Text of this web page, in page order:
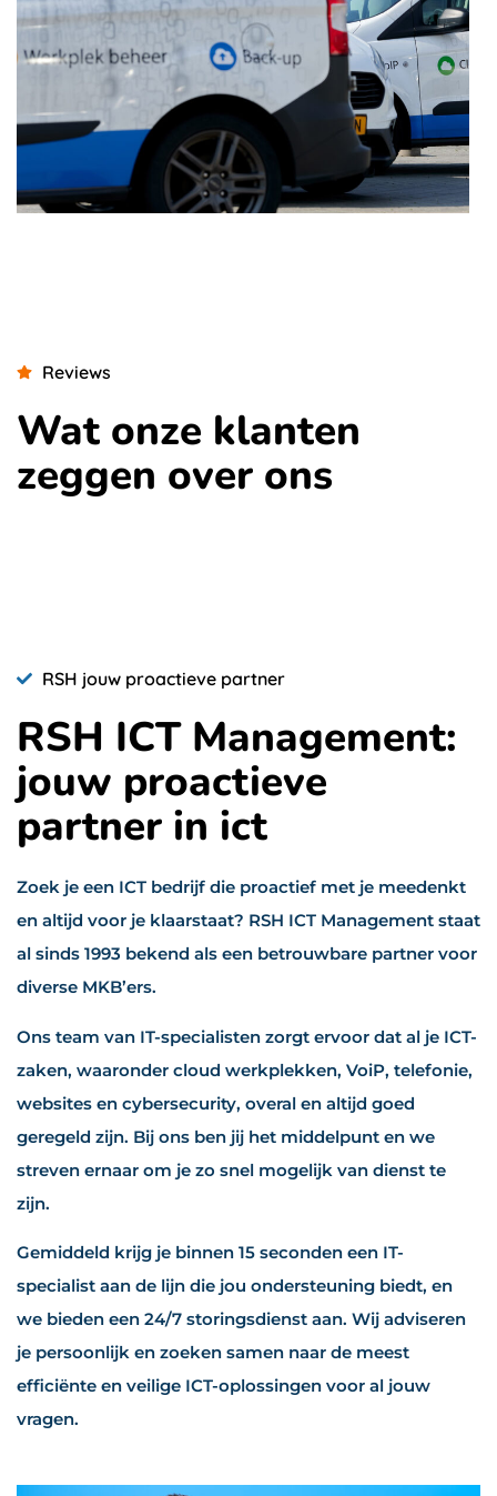
Reviews
Wat onze klanten
zeggen over ons
RSH jouw proactieve partner
RSH ICT Management:
jouw proactieve
partner in ict
Zoek je een ICT bedrijf die proactief met je meedenkt
en altijd voor je klaarstaat? RSH ICT Management staat
al sinds 1993 bekend als een betrouwbare partner voor
diverse MKB’ers.
Ons team van IT-specialisten zorgt ervoor dat al je ICT-
zaken, waaronder cloud werkplekken, VoiP, telefonie,
websites en cybersecurity, overal en altijd goed
geregeld zijn. Bij ons ben jij het middelpunt en we
streven ernaar om je zo snel mogelijk van dienst te
zijn.
Gemiddeld krijg je binnen 15 seconden een IT-
specialist aan de lijn die jou ondersteuning biedt, en
we bieden een 24/7 storingsdienst aan. Wij adviseren
je persoonlijk en zoeken samen naar de meest
efficiënte en veilige ICT-oplossingen voor al jouw
vragen.